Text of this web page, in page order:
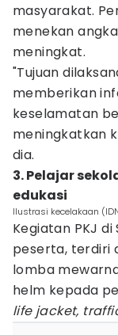
masyarakat.
menekan
meningkat.
"Tujuan
memberikan
keselamatan
meningkatkan
dia.
3. Pelajar
edukasi
Ilustrasi kecelakaan
Kegiatan PKJ di
peserta, terdiri
lomba
helm kepada
life jacket,